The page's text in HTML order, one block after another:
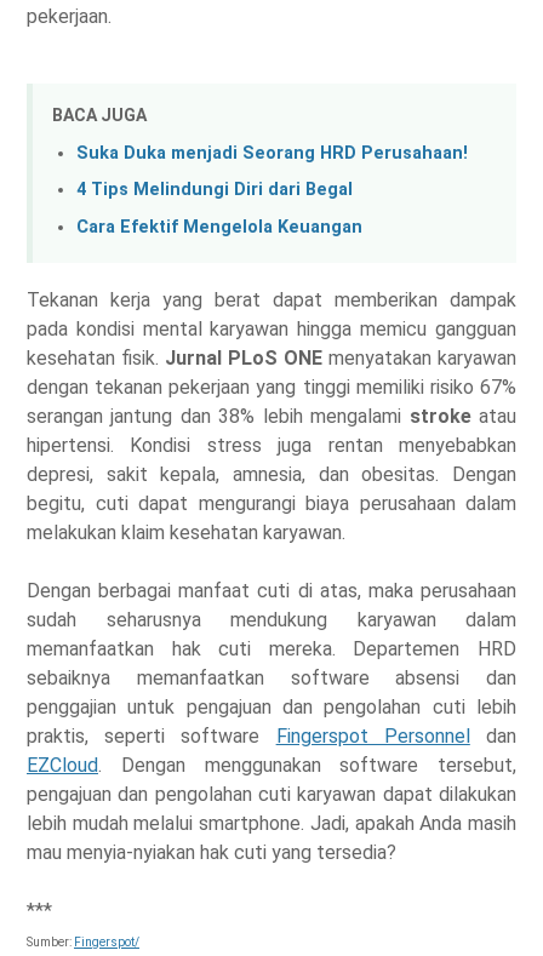
pekerjaan.
BACA JUGA
Suka Duka menjadi Seorang HRD Perusahaan!
4 Tips Melindungi Diri dari Begal
Cara Efektif Mengelola Keuangan
Tekanan kerja yang berat dapat memberikan dampak
pada kondisi mental karyawan hingga memicu gangguan
kesehatan fisik. Jurnal PLoS ONE menyatakan karyawan
dengan tekanan pekerjaan yang tinggi memiliki risiko 67%
serangan jantung dan 38% lebih mengalami strokeatau
hipertensi. Kondisi stress juga rentan menyebabkan
depresi, sakit kepala, amnesia, dan obesitas. Dengan
begitu, cuti dapat mengurangi biaya perusahaan dalam
melakukan klaim kesehatan karyawan.
Dengan berbagai manfaat cuti di atas, maka perusahaan
sudah seharusnya mendukung karyawan dalam
memanfaatkan hak cuti mereka. Departemen HRD
sebaiknya memanfaatkan software absensi dan
penggajian untuk pengajuan dan pengolahan cuti lebih
praktis, seperti software
Fingerspot Personnel
dan
EZCloud. Dengan menggunakan software tersebut,
pengajuan dan pengolahan cuti karyawan dapat dilakukan
lebih mudah melalui smartphone. Jadi, apakah Anda masih
mau menyia-nyiakan hak cuti yang tersedia?
***
Sumber: Fingerspot/